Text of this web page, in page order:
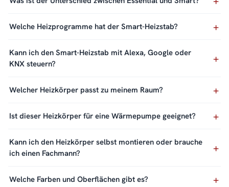
Welche Heizprogramme hat der Smart-Heizstab?
Kann ich den Smart-Heizstab mit Alexa, Google oder
KNX steuern?
Welcher Heizkörper passt zu meinem Raum?
Ist dieser Heizkörper für eine Wärmepumpe geeignet?
Kann ich den Heizkörper selbst montieren oder brauche
ich einen Fachmann?
Welche Farben und Oberflächen gibt es?